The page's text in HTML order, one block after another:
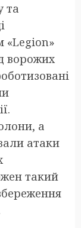
та
«Legion»
ворожих
а
атаки
такий